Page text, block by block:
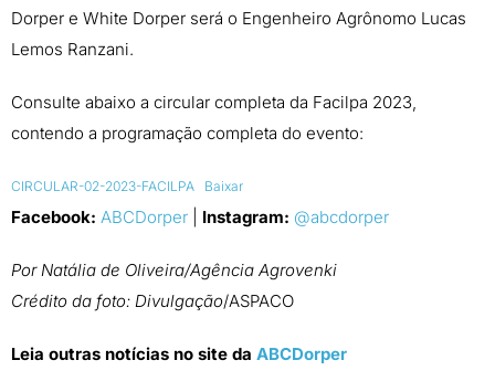
Dorper e White Dorper será o Engenheiro Agrônomo Lucas
Lemos Ranzani.
Consulte abaixo a circular completa da Facilpa 2023,
contendo a programação completa do evento:
CIRCULAR-02-2023-FACILPA Baixar
Facebook: ABCDorper Instagram: @abcdorper
Por Natália de Oliveira/Agência Agrovenki
Crédito da foto: Divulgação/ASPACO
Leia outras notícias no site da ABCDorper